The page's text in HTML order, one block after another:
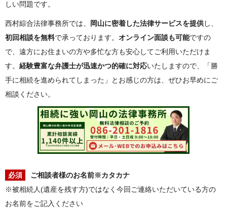
しい問題です。
西村綜合法律事務所では、 岡山に密着した法律サービスを提供し、
初回相談を無料で承っております。 オンライン面談も可能ですの
で、遠方にお住まいの方や多忙な方も安心してご利用いただけま
す。 経験豊富な弁護士が迅速かつ的確に対応いたしますので、「勝
手に相続を進められてしまった」とお感じの方は、ぜひお早めにご
相談ください。
必須
ご相談者様のお名前※カタカナ
※被相続人(遺産を残す方)ではなく今回ご連絡いただいている方の
お名前をご記入ください